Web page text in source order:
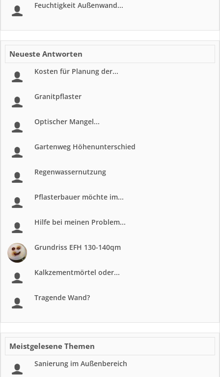
Feuchtigkeit Außenwand...
Neueste Antworten
Kosten für Planung der...
Granitpflaster
Optischer Mangel...
Gartenweg Höhenunterschied
Regenwassernutzung
Pflasterbauer möchte im...
Hilfe bei meinen Problem...
Grundriss EFH 130-140qm
Kalkzementmörtel oder...
Tragende Wand?
Meistgelesene Themen
Sanierung im Außenbereich